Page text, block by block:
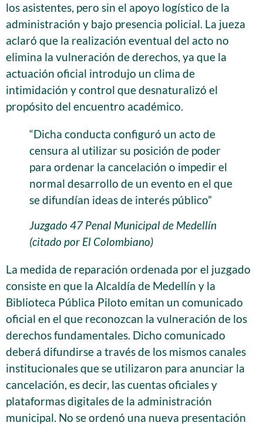
los asistentes, pero sin el apoyo logístico de la
administración y bajo presencia policial. La jueza
aclaró que la realización eventual del acto no
elimina la vulneración de derechos, ya que la
actuación oficial introdujo un clima de
intimidación y control que desnaturalizó el
propósito del encuentro académico.
“Dicha conducta configuró un acto de
censura al utilizar su posición de poder
para ordenar la cancelación o impedir el
normal desarrollo de un evento en el que
se difundían ideas de interés público”
Juzgado 47 Penal Municipal de Medellín
(citado por El Colombiano)
La medida de reparación ordenada por el juzgado
consiste en que la Alcaldía de Medellín y la
Biblioteca Pública Piloto emitan un comunicado
oficial en el que reconozcan la vulneración de los
derechos fundamentales. Dicho comunicado
deberá difundirse a través de los mismos canales
institucionales que se utilizaron para anunciar la
cancelación, es decir, las cuentas oficiales y
plataformas digitales de la administración
municipal. No se ordenó una nueva presentación